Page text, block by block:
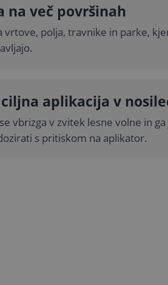
na več površinah
vrtove, polja, travnike in parke,
aplikacija v
vbrizga v zvitek lesne volne in
s pritiskom na aplikator.